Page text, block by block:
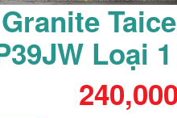
Loại 1